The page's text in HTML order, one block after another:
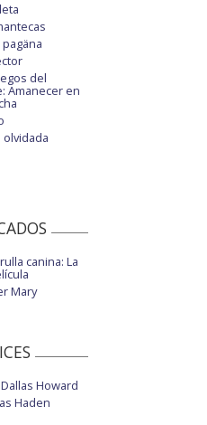
del
Amanecer en
olvidada
canina: La
Mary
Howard
Haden